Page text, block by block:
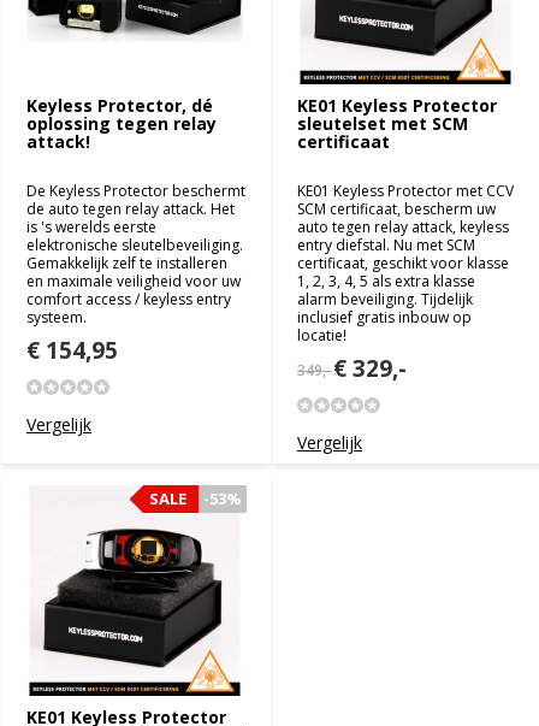
Keyless Protector, dé
oplossing tegen relay
attack!
De Keyless Protector beschermt
de auto tegen relay attack. Het
is 's werelds eerste
elektronische sleutelbeveiliging.
Gemakkelijk zelf te installeren
en maximale veiligheid voor uw
comfort access / keyless entry
systeem.
€ 154,95
Vergelijk
KE01 Keyless Protector
sleutelset met SCM
certificaat
KE01 Keyless Protector met CCV
SCM certificaat, bescherm uw
auto tegen relay attack, keyless
entry diefstal. Nu met SCM
certificaat, geschikt voor klasse
1, 2, 3, 4, 5 als extra klasse
alarm beveiliging. Tijdelijk
inclusief gratis inbouw op
locatie!
349,-€ 329,-
Vergelijk
KE01 Keyless Protector
-53%
SALE -53%
SALE